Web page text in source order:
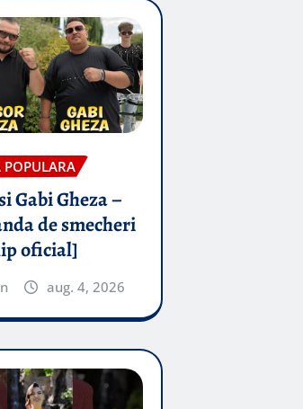
Gabi Gheza –
de smecheri
oficial]
aug. 4, 2026